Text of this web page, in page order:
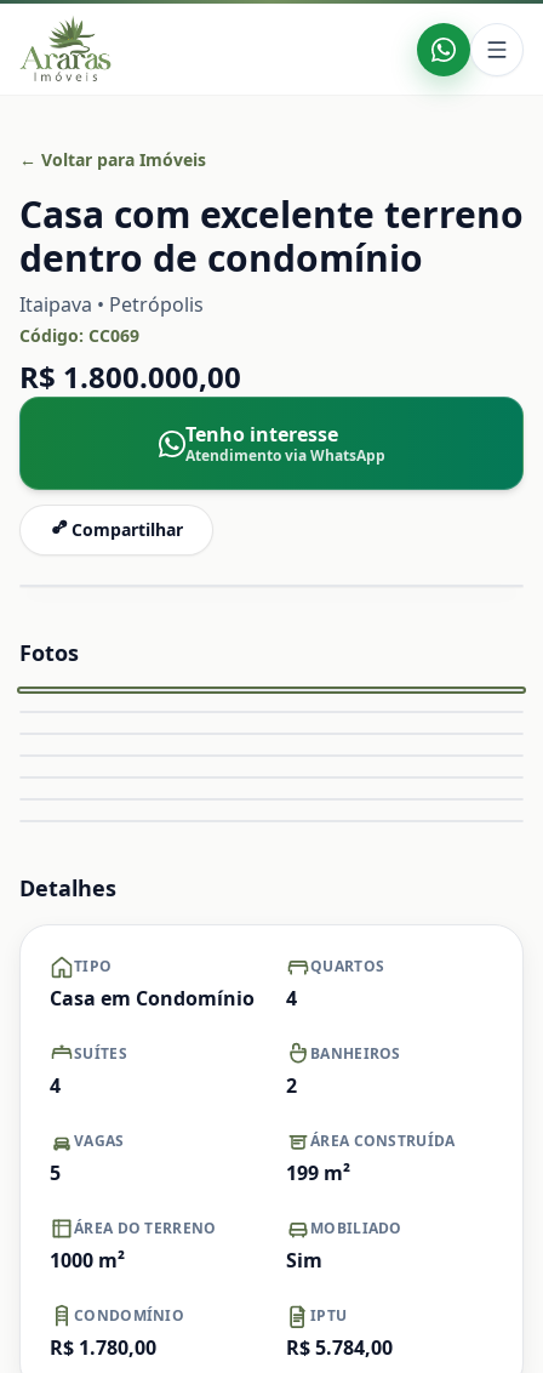
← Voltar para Imóveis
Casa com excelente terreno
dentro de condomínio
Itaipava • Petrópolis
Código: CC069
R$ 1.800.000,00
Tenho interesse
Atendimento via WhatsApp
Compartilhar
Fotos
Capa
Detalhes
TIPO
Casa em Condomínio
QUARTOS
4
SUÍTES
4
BANHEIROS
2
VAGAS
5
ÁREA CONSTRUÍDA
199 m²
ÁREA DO TERRENO
1000 m²
MOBILIADO
Sim
CONDOMÍNIO
R$ 1.780,00
IPTU
R$ 5.784,00